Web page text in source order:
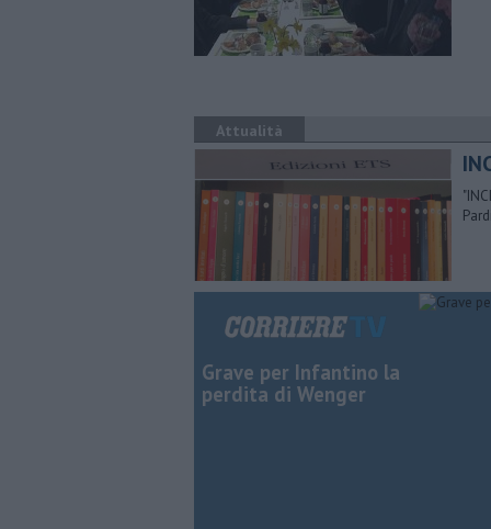
Attualità
Pardi
Grave per Infantino la
perdita di Wenger